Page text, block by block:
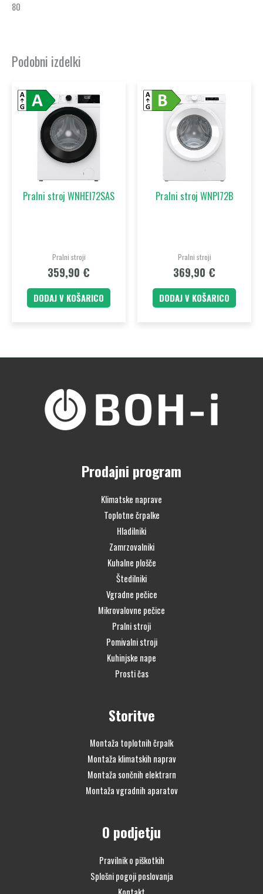
80
Podobni izdelki
Pralni stroj WNHEI72SAS
Pralni stroji
359,90 €
DODAJ V KOŠARICO
Pralni stroj WNPI72B
Pralni stroji
369,90 €
DODAJ V KOŠARICO
Prodajni program
Klimatske naprave
Toplotne črpalke
Hladilniki
Zamrzovalniki
Kuhalne plošče
Štedilniki
Vgradne pečice
Mikrovalovne pečice
Pralni stroji
Pomivalni stroji
Kuhinjske nape
Prosti čas
Storitve
Montaža toplotnih črpalk
Montaža klimatskih naprav
Montaža sončnih elektrarn
Montaža vgradnih aparatov
O podjetju
Pravilnik o piškotkih
Splošni pogoji poslovanja